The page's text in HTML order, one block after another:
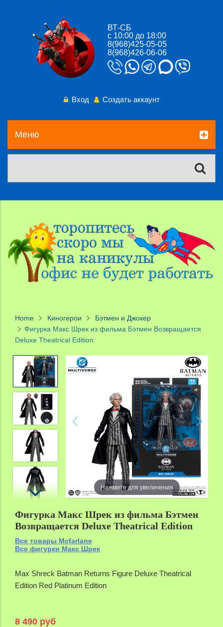
ВТ-СБ
с 10:00 до 18:00
8(968)425-05-05
8(968)426-06-06
Вход Создать аккаунт
Меню
Home Киногерои
Бэтмен и Джокер
Фигурка Макс Шрек из фильма Бэтмен Возвращается
Deluxe Theatrical Edition
Нажмите для увеличения
Фигурка Макс Шрек из фильма Бэтмен
Возвращается Deluxe Theatrical Edition
Все товары Mcfarlane
Все фигурки Макс Шрек
Max Shreck Batman Returns Figure Deluxe Theatrical
Edition Red Platinum Edition
8 490 руб